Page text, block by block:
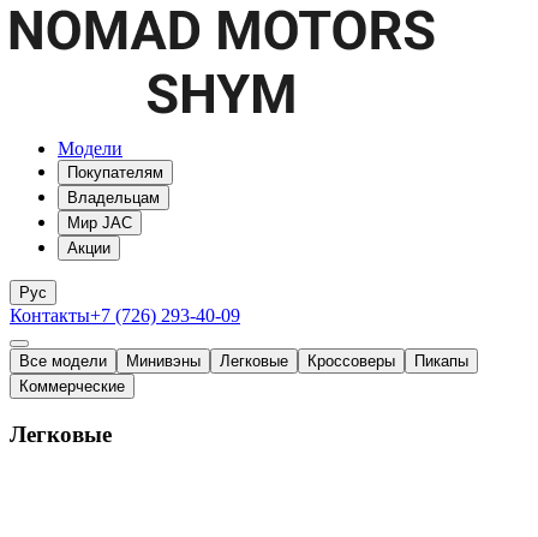
Модели
Покупателям
Владельцам
Мир JAC
Акции
Рус
Контакты+7 (726) 293-40-09
Все модели Минивэны Легковые Кроссоверы
Пикапы
Коммерческие
Легковые